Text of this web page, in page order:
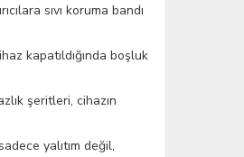
sıvı koruma bandı
kapatıldığında boşluk
şeritleri, cihazın
yalıtım değil,